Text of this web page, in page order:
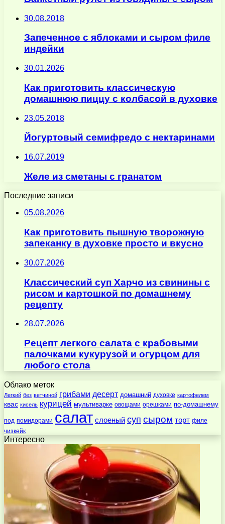
30.08.2018
Запеченное с яблоками и сыром филе
индейки
30.01.2026
Как приготовить классическую
домашнюю пиццу с колбасой в духовке
23.05.2018
Йогуртовый семифредо с нектаринами
16.07.2019
Желе из сметаны с гранатом
Последние записи
05.08.2026
Как приготовить пышную творожную
запеканку в духовке просто и вкусно
30.07.2026
Классический суп Харчо из свинины с
рисом и картошкой по домашнему
рецепту
28.07.2026
Рецепт легкого салата с крабовыми
палочками кукурузой и огурцом для
любого стола
Облако меток
Легкий без ветчиной грибами десерт домашний духовке картофелем
квас кисель курицей мультиварке овощами орешками по-домашнему
под помидорами салат слоеный суп сыром торт филе
чизкейк
Интересно